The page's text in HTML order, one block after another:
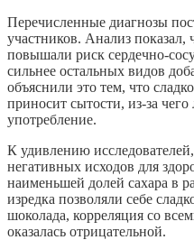
Перечисленные диагнозы
участников. Анализ
повышали риск сердечно-
сильнее остальных видов
объяснили это тем, что
приносит сытости, из-за чего
употребление.
К удивлению
негативных исходов для
наименьшей долей сахара в
изредка позволяли себе
шоколада, корреляция со
оказалась отрицательной.